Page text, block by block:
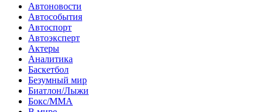
Автоновости
Автособытия
Автоспорт
Автоэксперт
Актеры
Аналитика
Баскетбол
Безумный мир
Биатлон/Лыжи
Бокс/MMA